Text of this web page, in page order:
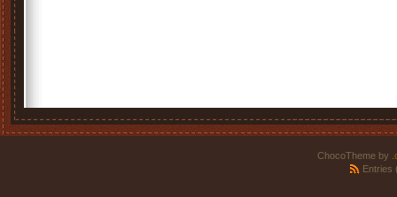
ChocoTheme by
Entries